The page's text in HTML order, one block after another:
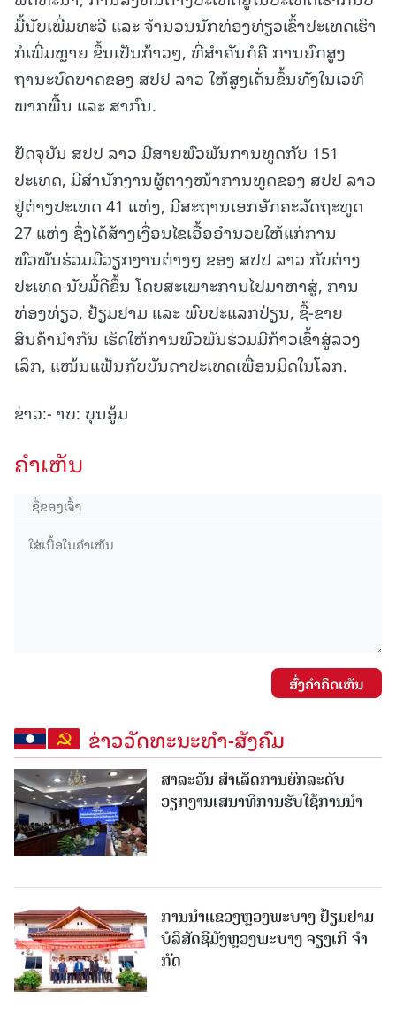
ມື້ນັບເພີ່ມທະວີ ແລະ ຈຳນວນນັກທ່ອງທ່ຽວເຂົ້າປະເທດເຮົາ
ກໍເພີ່ມຫຼາຍ ຂຶ້ນເປັນກ້າວໆ, ທີ່ສໍາຄັນກໍຄື ການຍົກສູງ
ຖານະບົດບາດຂອງ ສປປ ລາວ ໃຫ້ສູງເດັ່ນຂຶ້ນທັງໃນເວທີ
ພາກພື້ນ ແລະ ສາກົນ.
ປັດຈຸບັນ ສປປ ລາວ ມີສາຍພົວພັນການທູດກັບ 151
ປະເທດ, ມີສຳນັກງານຜູ້ຕາງໜ້າການທູດຂອງ ສປປ ລາວ
ຢູ່ຕ່າງປະເທດ 41 ແຫ່ງ, ມີສະຖານເອກອັກຄະລັດຖະທູດ
27 ແຫ່ງ ຊຶ່ງໄດ້ສ້າງເງື່ອນໄຂເອື້ອອຳນວຍໃຫ້ແກ່ການ
ພົວພັນຮ່ວມມືວຽກງານຕ່າງໆ ຂອງ ສປປ ລາວ ກັບຕ່າງ
ປະເທດ ນັບມື້ດີຂຶ້ນ ໂດຍສະເພາະການໄປມາຫາສູ່, ການ
ທ່ອງທ່ຽວ, ຢ້ຽມຢາມ ແລະ ພົບປະແລກປ່ຽນ, ຊື້-ຂາຍ
ສິນຄ້ານຳກັນ ເຮັດໃຫ້ການພົວພັນຮ່ວມມືກ້າວເຂົ້າສູ່ລວງ
ເລິກ, ແໜ້ນແຟ້ນກັບບັນດາປະເທດເພື່ອນມິດໃນໂລກ.
ຂ່າວ:- າບ: ບຸນອູ້ມ
ຄໍາເຫັນ
ສົ່ງຄໍາຄິດເຫັນ
ຂ່າວວັດທະນະທຳ-ສັງຄົມ
ສາລະວັນ ສໍາເລັດການຍົກລະດັບ
ວຽກງານເສນາທິການຮັບໃຊ້ການນໍາ
ການນຳແຂວງຫຼວງພະບາງ ຢ້ຽມ​ຢາມ
ບໍ​ລິ​ສັດຊີມັງຫຼວງພະບາງ ຈຽງເກີ ຈໍາ
ກັດ